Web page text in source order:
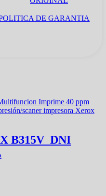
DE GARANTIA
B315V_DNI